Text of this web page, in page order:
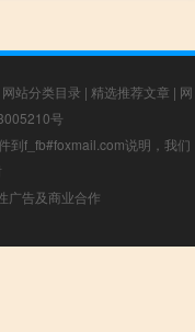
网站分类目录 | 精选推荐文章 | 网
号
到f_fb#foxmail.com说明，我们
广告及商业合作